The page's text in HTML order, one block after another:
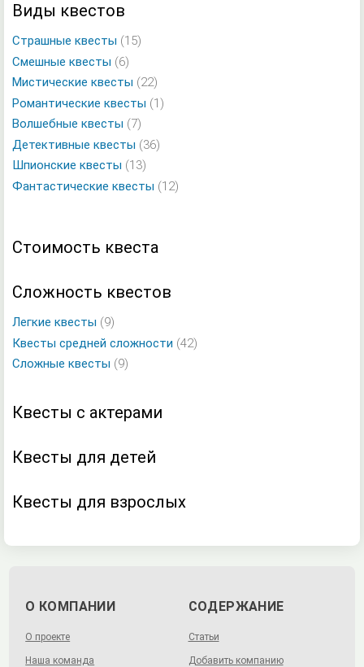
Виды квестов
Страшные квесты (15)
Смешные квесты (6)
Мистические квесты (22)
Романтические квесты (1)
Волшебные квесты (7)
Детективные квесты (36)
Шпионские квесты (13)
Фантастические квесты (12)
Стоимость квеста
Сложность квестов
Легкие квесты (9)
Квесты средней сложности (42)
Сложные квесты (9)
Квесты с актерами
Квесты для детей
Квесты для взрослых
О КОМПАНИИ
О проекте
Наша команда
СОДЕРЖАНИЕ
Статьи
Добавить компанию